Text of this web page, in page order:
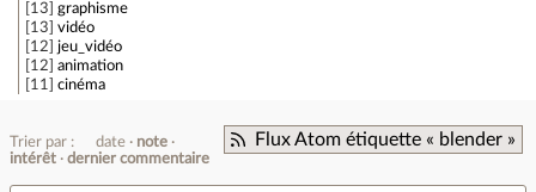
13
graphisme
13
vidéo
12
jeu_vidéo
12
animation
11
cinéma
Flux Atom étiquette « blender »
Trier par : date
note
intérêt
dernier commentaire